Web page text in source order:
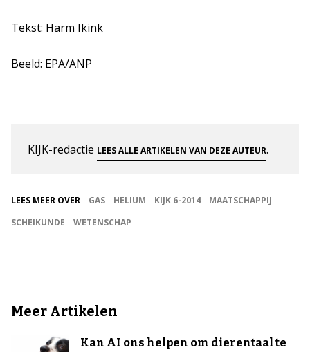
Tekst: Harm Ikink
Beeld: EPA/ANP
KIJK-redactie LEES ALLE ARTIKELEN VAN DEZE AUTEUR.
LEES MEER OVER GAS HELIUM KIJK 6-2014
MAATSCHAPPIJ
SCHEIKUNDE
WETENSCHAP
Meer Artikelen
Kan AI ons helpen om dierentaal te